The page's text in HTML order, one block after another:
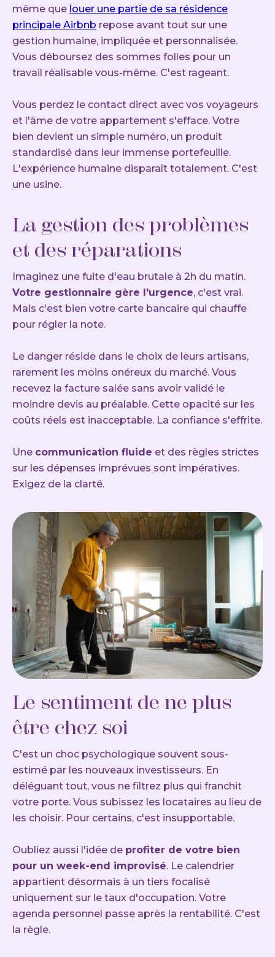
même que louer une partie de sa résidence
principale Airbnb repose avant tout sur une
gestion humaine, impliquée et personnalisée.
Vous déboursez des sommes folles pour un
travail réalisable vous-même. C'est rageant.
Vous perdez le contact direct avec vos voyageurs
et l'âme de votre appartement s'efface. Votre
bien devient un simple numéro, un produit
standardisé dans leur immense portefeuille.
L'expérience humaine disparaît totalement. C'est
une usine.
La gestion des problèmes
et des réparations
Imaginez une fuite d'eau brutale à 2h du matin.
Votre gestionnaire gère l'urgence, c'est vrai.
Mais c'est bien votre carte bancaire qui chauffe
pour régler la note.
Le danger réside dans le choix de leurs artisans,
rarement les moins onéreux du marché. Vous
recevez la facture salée sans avoir validé le
moindre devis au préalable. Cette opacité sur les
coûts réels est inacceptable. La confiance s'effrite.
Une communication fluide et des règles strictes
sur les dépenses imprévues sont impératives.
Exigez de la clarté.
Le sentiment de ne plus
être chez soi
C'est un choc psychologique souvent sous-
estimé par les nouveaux investisseurs. En
déléguant tout, vous ne filtrez plus qui franchit
votre porte. Vous subissez les locataires au lieu de
les choisir. Pour certains, c'est insupportable.
Oubliez aussi l'idée de profiter de votre bien
pour un week-end improvisé. Le calendrier
appartient désormais à un tiers focalisé
uniquement sur le taux d'occupation. Votre
agenda personnel passe après la rentabilité. C'est
la règle.